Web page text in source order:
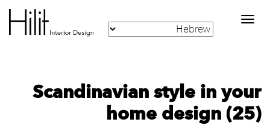
Toggle
navigation
Scandinavian style in your
home design (25)